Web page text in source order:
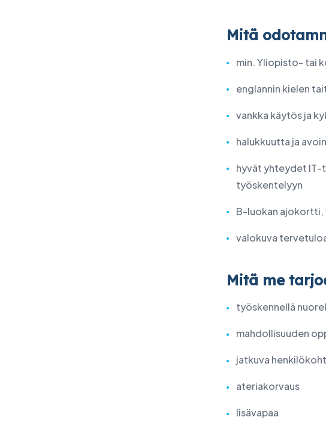
Mitä
min. Yliopisto- tai
englannin kielen
vankka käytös ja
halukkuutta ja
hyvät yhteydet IT-
työskentelyyn
B-luokan ajokortti,
valokuva
Mitä me
työskennellä
mahdollisuuden
jatkuva
ateriakorvaus
lisävapaa